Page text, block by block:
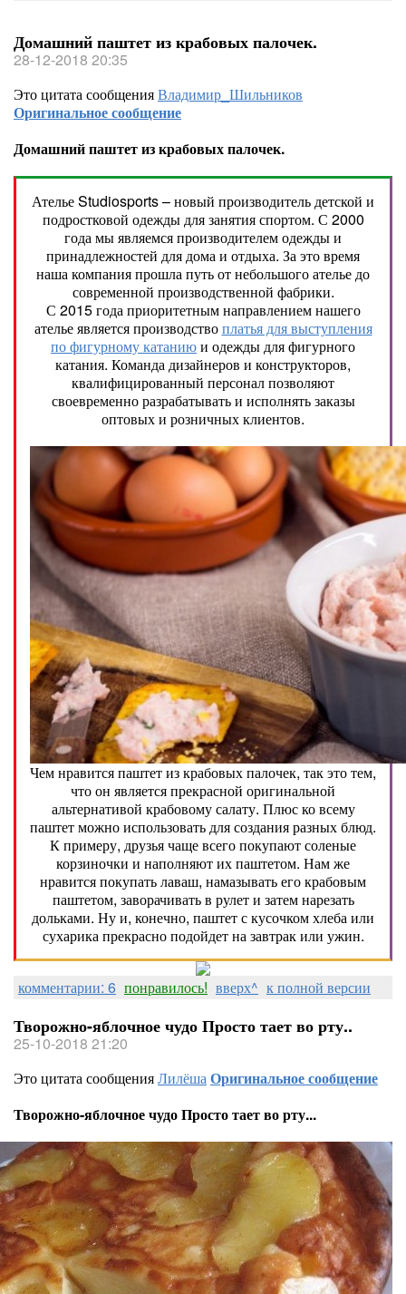
Домашний паштет из крабовых палочек.
28-12-2018 20:35
Это цитата сообщенияВладимир_Шильников
Оригинальное сообщение
Домашний паштет из крабовых палочек.
Ателье Studiosports – новый производитель детской и
подростковой одежды для занятия спортом. С 2000
года мы являемся производителем одежды и
принадлежностей для дома и отдыха. За это время
наша компания прошла путь от небольшого ателье до
современной производственной фабрики.
С 2015 года приоритетным направлением нашего
ателье является производствоплатья для выступления
по фигурному катаниюи одежды для фигурного
катания. Команда дизайнеров и конструкторов,
квалифицированный персонал позволяют
своевременно разрабатывать и исполнять заказы
оптовых и розничных клиентов.
Чем нравится паштет из крабовых палочек, так это тем,
что он является прекрасной оригинальной
альтернативой крабовому салату. Плюс ко всему
паштет можно использовать для создания разных блюд.
К примеру, друзья чаще всего покупают соленые
корзиночки и наполняют их паштетом. Нам же
нравится покупать лаваш, намазывать его крабовым
паштетом, заворачивать в рулет и затем нарезать
дольками. Ну и, конечно, паштет с кусочком хлеба или
сухарика прекрасно подойдет на завтрак или ужин.
комментарии: 6 понравилось! вверх^ к полной версии
Творожно-яблочное чудо Просто тает во рту..
25-10-2018 21:20
Это цитата сообщенияЛилёшаОригинальное сообщение
Творожно-яблочное чудо Просто тает во рту...